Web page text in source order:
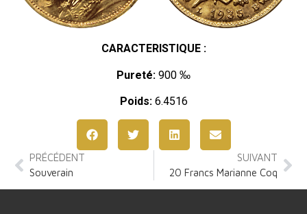
CARACTERISTIQUE :
Pureté: 900 ‰
Poids:6.4516
PRÉCÉDENT
Souverain
SUIVANT
20 Francs Marianne Coq